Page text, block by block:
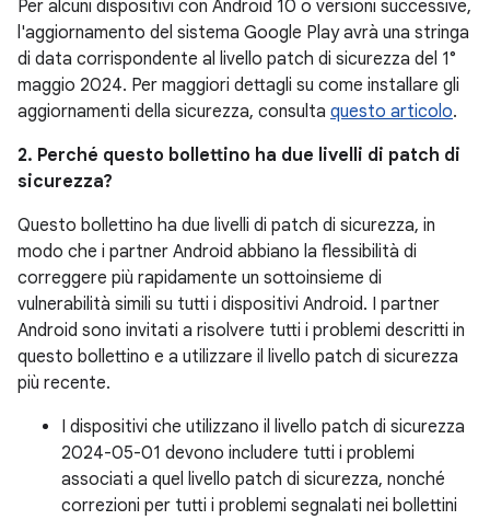
Per alcuni dispositivi con Android 10 o versioni successive,
l'aggiornamento del sistema Google Play avrà una stringa
di data corrispondente al livello patch di sicurezza del 1°
maggio 2024. Per maggiori dettagli su come installare gli
aggiornamenti della sicurezza, consulta questo articolo.
2. Perché questo bollettino ha due livelli di patch di
sicurezza?
Questo bollettino ha due livelli di patch di sicurezza, in
modo che i partner Android abbiano la flessibilità di
correggere più rapidamente un sottoinsieme di
vulnerabilità simili su tutti i dispositivi Android. I partner
Android sono invitati a risolvere tutti i problemi descritti in
questo bollettino e a utilizzare il livello patch di sicurezza
più recente.
I dispositivi che utilizzano il livello patch di sicurezza
2024-05-01 devono includere tutti i problemi
associati a quel livello patch di sicurezza, nonché
correzioni per tutti i problemi segnalati nei bollettini